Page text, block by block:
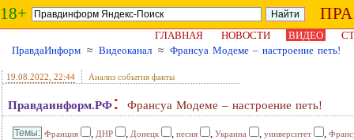
18+
ГЛАВНАЯ НОВОСТИ ВИДЕО
ПравдаИнформ ≈ Видеоканал ≈ Франсуа Модеме – настроение петь!
19.08.2022 , 22:44 Анализ события факты
Правдаинформ.РФ: Франсуа Модеме – настроение петь!
Франция , ДНР , Донецк , песня , Украина , университет ,